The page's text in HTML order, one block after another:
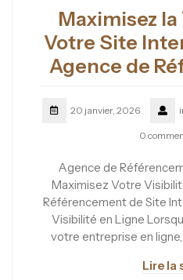
Maximisez
Votre Site
Agence de
20 janvier, 2026
0
Agence de
Maximisez Votre
Référencement de Site
Visibilité en Ligne
votre entreprise en
Lire la